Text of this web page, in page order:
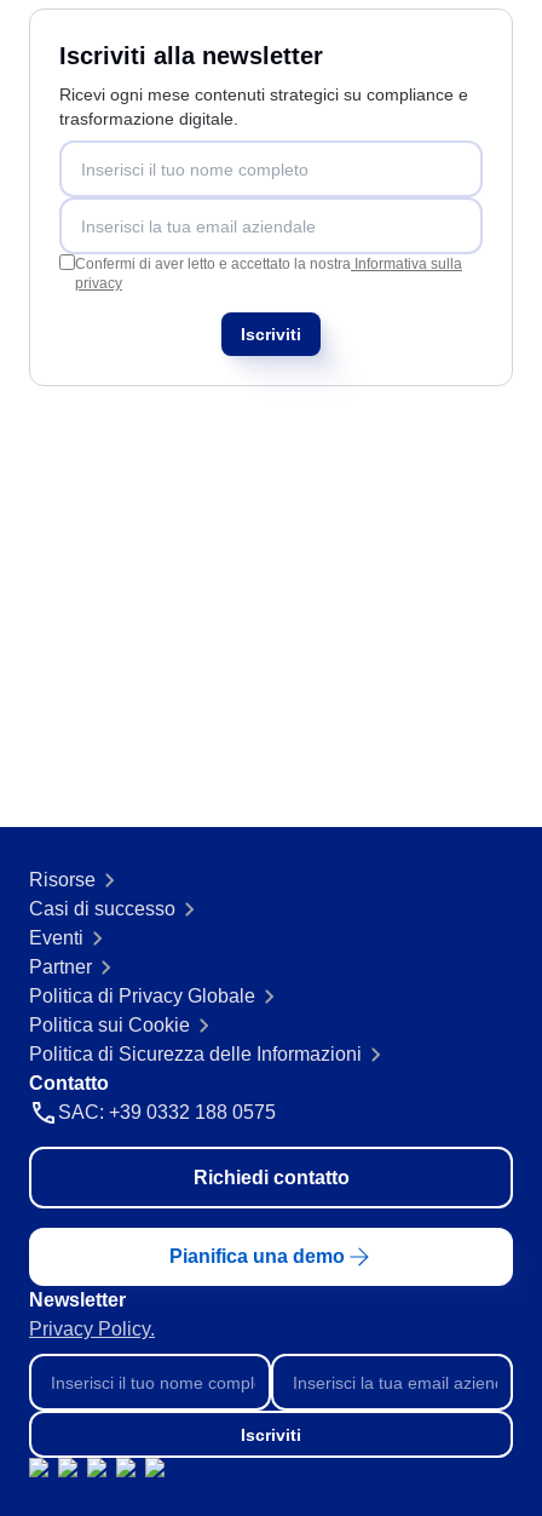
Integrazione
Automazione dei Processi
Servizi di Personalizzazione
Casi di Successo
Materiali
Dimostrazione aziendale
Store
Iscriviti alla newsletter
Ricevi ogni mese contenuti strategici su compliance e
trasformazione digitale.
Confermi di aver letto e accettato la nostra Informativa sulla
privacy
Iscriviti
Risorse
Casi di successo
Eventi
Partner
Politica di Privacy Globale
Politica sui Cookie
Politica di Sicurezza delle Informazioni
Contatto
SAC: +39 0332 188 0575
Richiedi contatto
Pianifica una demo
Newsletter
Privacy Policy.
Iscriviti